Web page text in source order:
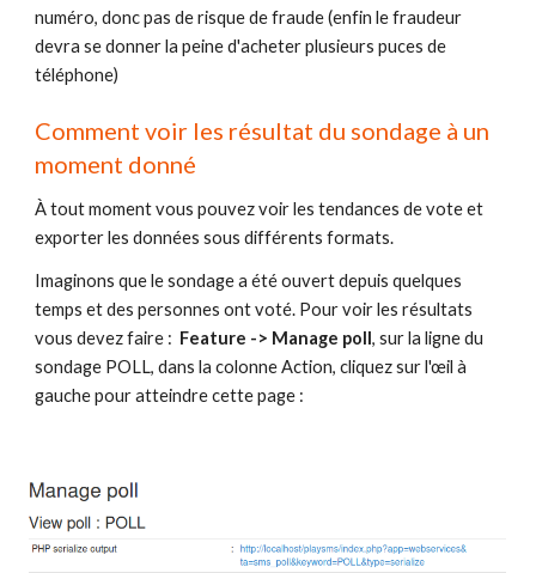
numéro, donc pas de risque de fraude (enfin le fraudeur
devra se donner la peine d'acheter plusieurs puces de
téléphone)
Comment voir les résultat du sondage à un
moment donné
À tout moment vous pouvez voir les tendances de vote et
exporter les données sous différents formats.
Imaginons que le sondage a été ouvert depuis quelques
temps et des personnes ont voté. Pour voir les résultats
vous devez faire : Feature -> Manage poll, sur la ligne du
sondage POLL, dans la colonne Action, cliquez sur l'œil à
gauche pour atteindre cette page :